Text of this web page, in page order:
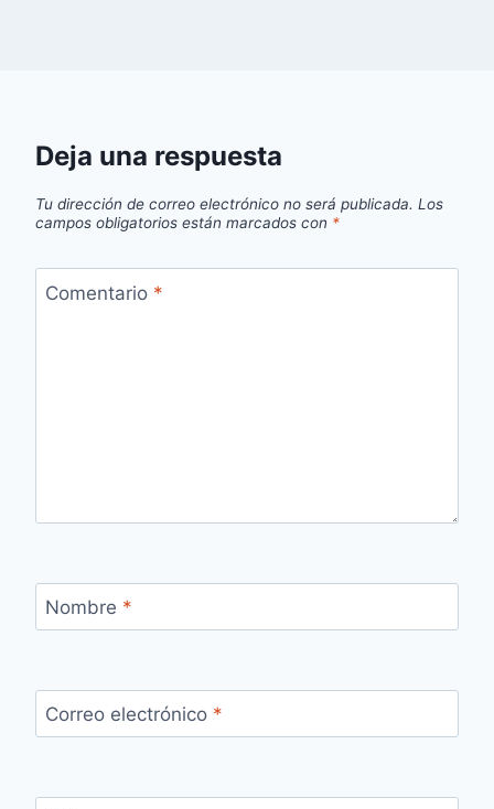
Deja una respuesta
Tu dirección de correo electrónico no será publicada. Los
campos obligatorios están marcados con *
Comentario *
Nombre *
Correo electrónico *